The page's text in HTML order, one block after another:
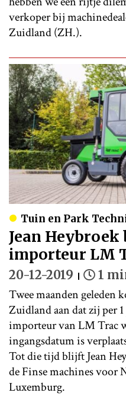
verkoper bij
Zuidland (ZH.).
Tuin en Park
Jean
importeur LM
20-12-2019 1
Twee maanden geleden
Zuidland aan dat zij per
importeur van LM Trac
ingangsdatum is
Tot die tijd blijft Jean
de Finse machines voor
Luxemburg.